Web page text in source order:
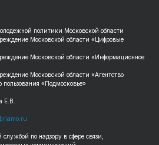
политики Московской области
Московской области «Цифровые
Московской области «Информационное
Московской области «Агентство
«Подмосковье»
Е.В.
по надзору в сфере связи,